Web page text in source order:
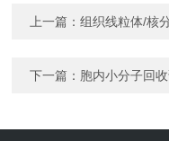
上一篇：组织线粒体/核
下一篇： 胞内小分子回